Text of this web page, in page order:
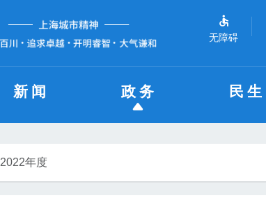
无障碍
新闻 政务 民生
2022年度